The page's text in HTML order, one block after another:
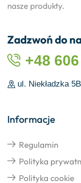
nasze produkty.
Zadzwoń do
+48
ul. Niekładzka
Informacje
Regulamin
Polityka
Polityka cookie